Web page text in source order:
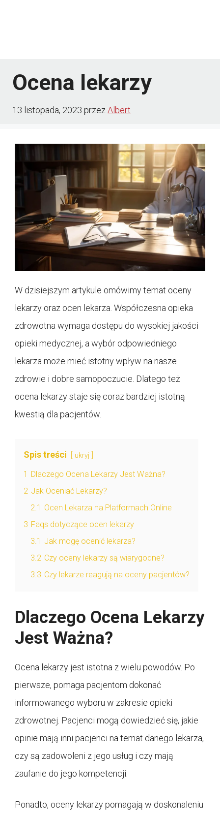
Ocena lekarzy
13 listopada, 2023 przez Albert
W dzisiejszym artykule omówimy temat oceny
lekarzy oraz ocen lekarza. Współczesna opieka
zdrowotna wymaga dostępu do wysokiej jakości
opieki medycznej, a wybór odpowiedniego
lekarza może mieć istotny wpływ na nasze
zdrowie i dobre samopoczucie. Dlatego też
ocena lekarzy staje się coraz bardziej istotną
kwestią dla pacjentów.
Spis treści ukryj
1
Dlaczego Ocena Lekarzy Jest Ważna?
2 Jak Oceniać Lekarzy?
2.1 Ocen Lekarza na Platformach Online
3 Faqs dotyczące ocen lekarzy
3.1 Jak mogę ocenić lekarza?
3.2 Czy oceny lekarzy są wiarygodne?
3.3 Czy lekarze reagują na oceny pacjentów?
Dlaczego Ocena Lekarzy
Jest Ważna?
Ocena lekarzy jest istotna z wielu powodów. Po
pierwsze, pomaga pacjentom dokonać
informowanego wyboru w zakresie opieki
zdrowotnej. Pacjenci mogą dowiedzieć się, jakie
opinie mają inni pacjenci na temat danego lekarza,
czy są zadowoleni z jego usług i czy mają
zaufanie do jego kompetencji.
Ponadto, oceny lekarzy pomagają w doskonaleniu